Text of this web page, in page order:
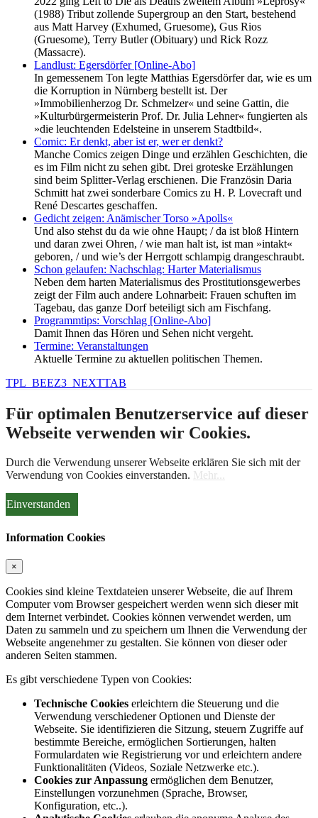
(1988) Tribut zollende Supergroup an den Start, bestehend
aus Matt Harvey (Exhumed, Gruesome), Gus Rios
(Gruesome), Terry Butler (Obituary) und Rick Rozz
(Massacre).
Landlust: Egersdörfer [Online-Abo]
In gemessenem Ton legte Matthias Egersdörfer dar, wie es um
die Korruption in Nürnberg bestellt ist. Der
»Immobilienherzog Dr. Schmelzer« und seine Gattin, die
»Kulturbürgermeisterin Prof. Dr. Julia Lehner« fungierten als
»die leuchtenden Edelsteine in unserem Stadtbild«.
Comic: Er denkt, aber ist er, wer er denkt?
Manche Comics zeigen Dinge und erzählen Geschichten, die
es im Film nicht zu sehen gibt. Drei groteske Erzählungen
sind beim Splitter-Verlag erschienen. Die Französin Daria
Schmitt hat zwei sonderbare Comics zu H. P. Lovecraft und
René Descartes geschaffen.
Gedicht zeigen: Anämischer Torso »Apolls«
Und also stehst du da wie ohne Haupt; / da ist bloß Hintern
und daran zwei Ohren, / wie man halt ist, ist man »intakt«
geboren, / und wie’s der Herrgott schlampig drangeschraubt.
Schon gelaufen: Nachschlag: Harter Materialismus
Neben dem harten Materialismus des Prostitutionsgewerbes
zeigt der Film auch andere Lohnarbeit: Frauen schuften im
Tagebau, das ganze Dorf beteiligt sich am Fischfang.
Programmtips: Vorschlag [Online-Abo]
Damit Ihnen das Hören und Sehen nicht vergeht.
Termine: Veranstaltungen
Aktuelle Termine zu aktuellen politischen Themen.
TPL_BEEZ3_NEXTTAB
Für optimalen Benutzerservice auf dieser
Webseite verwenden wir Cookies.
Durch die Verwendung unserer Webseite erklären Sie sich mit der
Verwendung von Cookies einverstanden. Mehr...
Einverstanden
Information Cookies
×
Cookies sind kleine Textdateien unserer Webseite, die auf Ihrem
Computer vom Browser gespeichert werden wenn sich dieser mit
dem Internet verbindet. Cookies können verwendet werden, um
Daten zu sammeln und zu speichern um Ihnen die Verwendung der
Webseite angenehmer zu gestalten. Sie können von dieser oder
anderen Seiten stammen.
Es gibt verschiedene Typen von Cookies:
Technische Cookies erleichtern die Steuerung und die
Verwendung verschiedener Optionen und Dienste der
Webseite. Sie identifizieren die Sitzung, steuern Zugriffe auf
bestimmte Bereiche, ermöglichen Sortierungen, halten
Formulardaten wie Registrierung vor und erleichtern andere
Funktionalitäten (Videos, Soziale Netzwerke etc.).
Cookies zur Anpassung ermöglichen dem Benutzer,
Einstellungen vorzunehmen (Sprache, Browser,
Konfiguration, etc..).